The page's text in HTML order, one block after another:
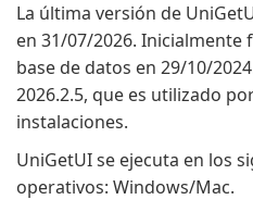
La última versión de
en 31/07/2026. Inicialmente
base de datos en 29/10/
2026.2.5, que es utilizado
instalaciones.
UniGetUI se ejecuta en los
operativos: Windows/Mac.